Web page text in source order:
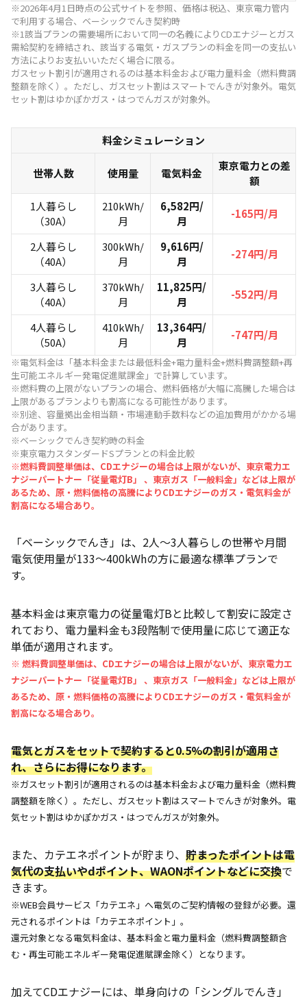
※2026年4月1日時点の公式サイトを参照、価格は税込、東京電力管内
で利用する場合、ベーシックでんき契約時
※1該当プランの需要場所において同一の名義によりCDエナジーとガス
需給契約を締結され、該当する電気・ガスプランの料金を同一の支払い
方法によりお支払いいただく場合に限る。
ガスセット割引が適用されるのは基本料金および電力量料金（燃料費調
整額を除く）。ただし、ガスセット割はスマートでんきが対象外。電気
セット割はゆかぽかガス・はつでんガスが対象外。
料金シミュレーション
世帯人数 使用量 電気料金
東京電力との差
額
1人暮らし
（30A）
210kWh/
月
6,582円/
月
-165円/月
2人暮らし
（40A）
300kWh/
月
9,616円/
月
-274円/月
3人暮らし
（40A）
370kWh/
月
11,825円/
月
-552円/月
4人暮らし
（50A）
410kWh/
月
13,364円/
月
-747円/月
※電気料金は「基本料金または最低料金+電力量料金+燃料費調整額+再
生可能エネルギー発電促進賦課金」で計算しています。
※燃料費の上限がないプランの場合、燃料価格が大幅に高騰した場合は
上限があるプランよりも割高になる可能性があります。
※別途、容量拠出金相当額・市場連動手数料などの追加費用がかかる場
合があります。
※ベーシックでんき契約時の料金
※東京電力スタンダードSプランとの料金比較
※燃料費調整単価は、CDエナジーの場合は上限がないが、東京電力エ
ナジーパートナー「従量電灯B」 、東京ガス「一般料金」などは上限が
あるため、原・燃料価格の高騰によりCDエナジーのガス・電気料金が
割高になる場合あり。
「ベーシックでんき」は、2人～3人暮らしの世帯や月間
電気使用量が133～400kWhの方に最適な標準プランで
す。
基本料金は東京電力の従量電灯Bと比較して割安に設定さ
れており、電力量料金も3段階制で使用量に応じて適正な
単価が適用されます。
※ 燃料費調整単価は、CDエナジーの場合は上限がないが、東京電力エ
ナジーパートナー「従量電灯B」 、東京ガス「一般料金」などは上限が
あるため、原・燃料価格の高騰によりCDエナジーのガス・電気料金が
割高になる場合あり。
電気とガスをセットで契約すると0.5%の割引が適用さ
れ、さらにお得になります。
※ガスセット割引が適用されるのは基本料金および電力量料金（燃料費
調整額を除く）。ただし、ガスセット割はスマートでんきが対象外。電
気セット割はゆかぽかガス・はつでんガスが対象外。
また、カテエネポイントが貯まり、 貯まったポイントは電
気代の支払いやdポイント、WAONポイントなどに交換で
きます。
※WEB会員サービス「カテエネ」へ電気のご契約情報の登録が必要。還
元されるポイントは「カテエネポイント」。
還元対象となる電気料金は、基本料金と電力量料金（燃料費調整額含
む・再生可能エネルギー発電促進賦課金除く）となります。
加えてCDエナジーには、単身向けの「シングルでんき」